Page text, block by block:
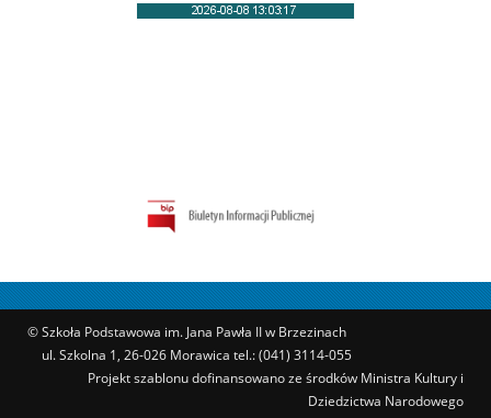
© Szkoła Podstawowa im. Jana Pawła II w Brzezinach
ul. Szkolna 1, 26-026 Morawica tel.: (041) 3114-055
Projekt szablonu dofinansowano ze środków Ministra Kultury i
Dziedzictwa Narodowego